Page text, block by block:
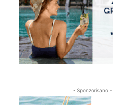
- Sponzorisano -